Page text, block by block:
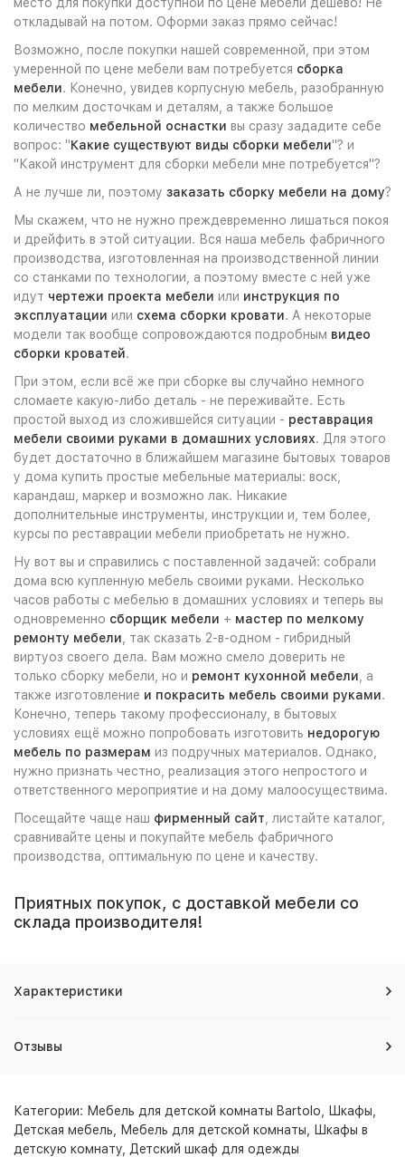
откладывай на потом. Оформи заказ прямо сейчас!
Возможно, после покупки нашей современной, при этом
умеренной по цене мебели вам потребуется сборка
мебели. Конечно, увидев корпусную мебель, разобранную
по мелким досточкам и деталям, а также большое
количество мебельной оснастки вы сразу зададите себе
вопрос: "Какие существуют виды сборки мебели"? и
"Какой инструмент для сборки мебели мне потребуется"?
А не лучше ли, поэтому заказать сборку мебели на дому?
Мы скажем, что не нужно преждевременно лишаться покоя
и дрейфить в этой ситуации. Вся наша мебель фабричного
производства, изготовленная на производственной линии
со станками по технологии, а поэтому вместе с ней уже
идут чертежи проекта мебели или инструкция по
эксплуатации или схема сборки кровати. А некоторые
модели так вообще сопровождаются подробным видео
сборки кроватей.
При этом, если всё же при сборке вы случайно немного
сломаете какую-либо деталь - не переживайте. Есть
простой выход из сложившейся ситуации - реставрация
мебели своими руками в домашних условиях. Для этого
будет достаточно в ближайшем магазине бытовых товаров
у дома купить простые мебельные материалы: воск,
карандаш, маркер и возможно лак. Никакие
дополнительные инструменты, инструкции и, тем более,
курсы по реставрации мебели приобретать не нужно.
Ну вот вы и справились с поставленной задачей: собрали
дома всю купленную мебель своими руками. Несколько
часов работы с мебелью в домашних условиях и теперь вы
одновременно сборщик мебели + мастер по мелкому
ремонту мебели , так сказать 2-в-одном - гибридный
виртуоз своего дела. Вам можно смело доверить не
только сборку мебели, но и ремонт кухонной мебели , а
также изготовление и покрасить мебель своими руками.
Конечно, теперь такому профессионалу, в бытовых
условиях ещё можно попробовать изготовить недорогую
мебель по размерам из подручных материалов. Однако,
нужно признать честно, реализация этого непростого и
ответственного мероприятие и на дому малоосуществима.
Посещайте чаще наш фирменный сайт , листайте каталог,
сравнивайте цены и покупайте мебель фабричного
производства, оптимальную по цене и качеству.
Приятных покупок, с доставкой мебели со
склада производителя!
Характеристики
Отзывы
Категории: Мебель для детской комнаты Bartolo Шкафы
Детская мебель
Мебель для детской комнаты
Шкафы в
детскую комнату Детский шкаф для одежды